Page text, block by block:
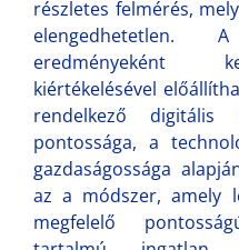
részletes felmérés,
elengedhetetlen.
eredményeként
kiértékelésével
rendelkező digitális
pontossága, a
gazdaságossága
az a módszer, amely
megfelelő